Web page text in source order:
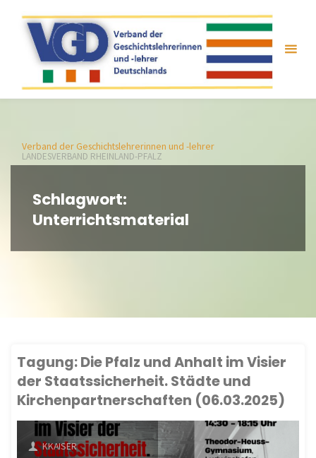
springen
Verband der Geschichtslehrerinnen und -lehrer
LANDESVERBAND RHEINLAND-PFALZ
Schlagwort:
Unterrichtsmaterial
Tagung: Die Pfalz und Anhalt im Visier
der Staatssicherheit. Städte und
Kirchenpartnerschaften (06.03.2025)
KKAISER